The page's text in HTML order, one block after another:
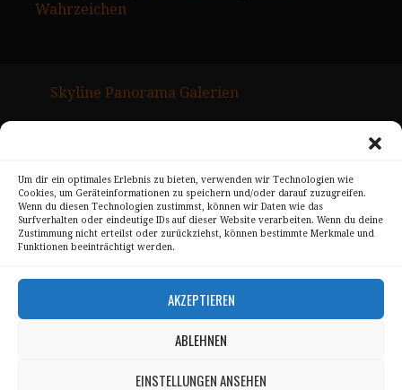
Um dir ein optimales Erlebnis zu bieten, verwenden wir Technologien wie
Cookies, um Geräteinformationen zu speichern und/oder darauf zuzugreifen.
Wenn du diesen Technologien zustimmst, können wir Daten wie das
Surfverhalten oder eindeutige IDs auf dieser Website verarbeiten. Wenn du deine
Zustimmung nicht erteilst oder zurückziehst, können bestimmte Merkmale und
Funktionen beeinträchtigt werden.
AKZEPTIEREN
ABLEHNEN
EINSTELLUNGEN ANSEHEN
Wahrzeichen
Skyline Panorama Galerien
Kontakt
Alle Bilder unterliegen dem Urheberrecht von
Sebastian Trandafir
All pictures © 2008 – 2026 by